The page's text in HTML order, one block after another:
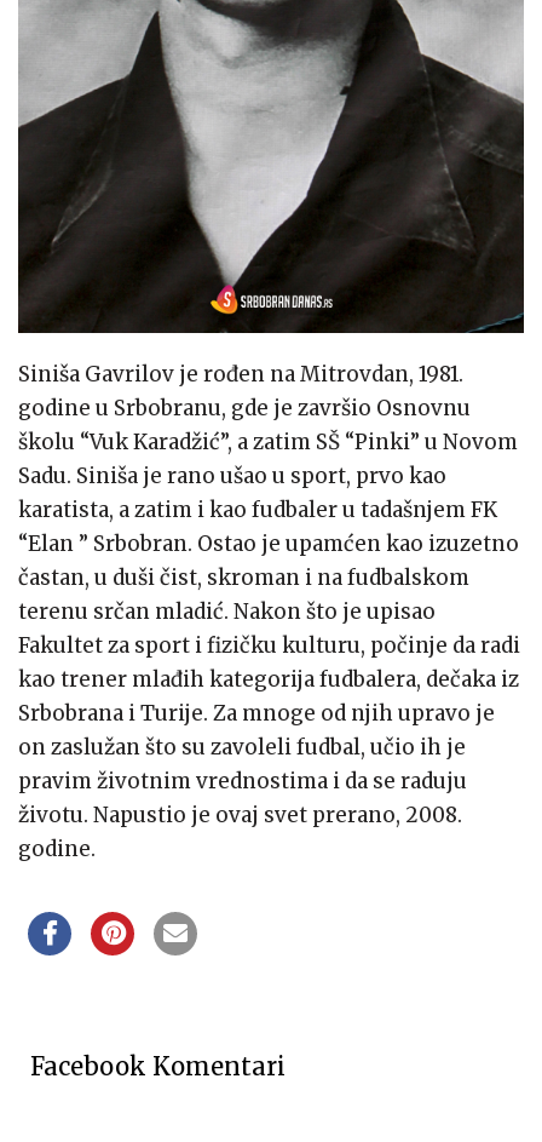
Siniša Gavrilov je rođen na Mitrovdan, 1981.
godine u Srbobranu, gde je završio Osnovnu
školu “Vuk Karadžić”, a zatim SŠ “Pinki” u Novom
Sadu. Siniša je rano ušao u sport, prvo kao
karatista, a zatim i kao fudbaler u tadašnjem FK
“Elan ” Srbobran. Ostao je upamćen kao izuzetno
častan, u duši čist, skroman i na fudbalskom
terenu srčan mladić. Nakon što je upisao
Fakultet za sport i fizičku kulturu, počinje da radi
kao trener mlađih kategorija fudbalera, dečaka iz
Srbobrana i Turije. Za mnoge od njih upravo je
on zaslužan što su zavoleli fudbal, učio ih je
pravim životnim vrednostima i da se raduju
životu. Napustio je ovaj svet prerano, 2008.
godine.
Facebook Komentari